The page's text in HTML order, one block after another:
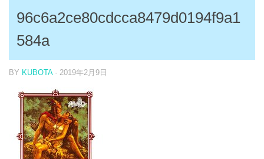
96c6a2ce80cdcca8479d0194f9a1
584a
BY KUBOTA · 2019年2月9日